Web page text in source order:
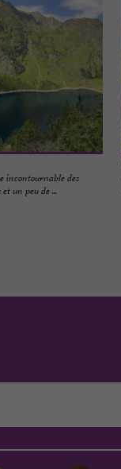
incontournable des
un peu de ...